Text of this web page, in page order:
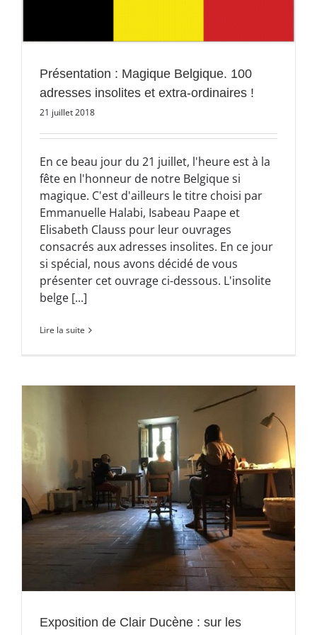
Présentation : Magique Belgique. 100
adresses insolites et extra-ordinaires !
21 juillet 2018
En ce beau jour du 21 juillet, l'heure est à la
fête en l'honneur de notre Belgique si
magique. C'est d'ailleurs le titre choisi par
Emmanuelle Halabi, Isabeau Paape et
Elisabeth Clauss pour leur ouvrages
consacrés aux adresses insolites. En ce jour
si spécial, nous avons décidé de vous
présenter cet ouvrage ci-dessous. L'insolite
belge [...]
Lire la suite
Exposition de Clair Ducène : sur les